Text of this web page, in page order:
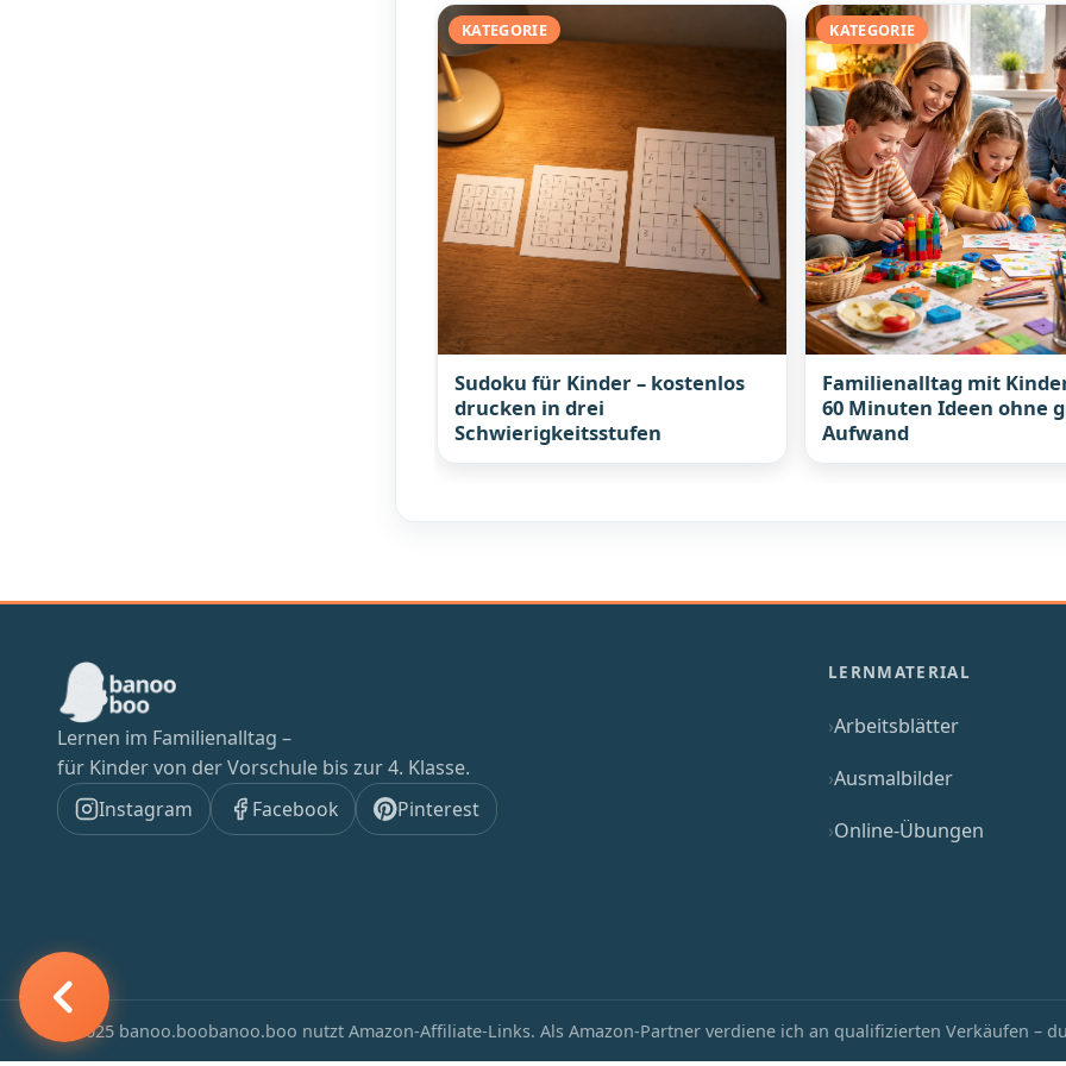
KATEGORIE
Sudoku für Kinder – kostenlos
drucken in drei
Schwierigkeitsstufen
KATEGORIE
Familienalltag mit
60 Minuten Ideen ohne
Aufwand
Lernen im Familienalltag –
für Kinder von der Vorschule bis zur 4. Klasse.
Instagram
Facebook Pinterest
LERNMATERIAL
Arbeitsblätter
Ausmalbilder
Online-Übungen
© 2025 banoo.boobanoo.boo nutzt Amazon-Affiliate-Links. Als Amazon-Partner verdiene ich an qualifizierten Verkäufen –